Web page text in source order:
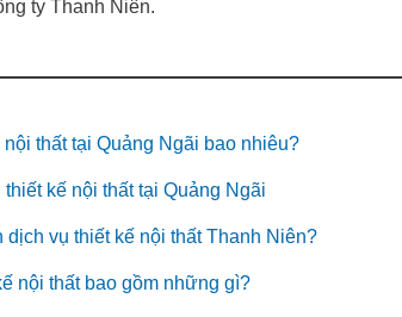
ty Thanh Niên.
nội thất tại Quảng Ngãi bao nhiêu?
thiết kế nội thất tại Quảng Ngãi
dịch vụ thiết kế nội thất Thanh Niên?
nội thất bao gồm những gì?